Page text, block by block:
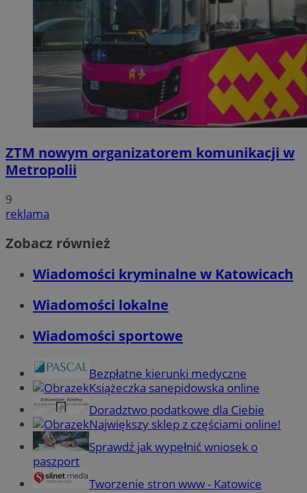
ZTM nowym organizatorem komunikacji w
Metropolii
9
reklama
Zobacz również
Wiadomości kryminalne w Katowicach
Wiadomości lokalne
Wiadomości sportowe
Bezpłatne kierunki medyczne
Książeczka sanepidowska online
Doradztwo podatkowe dla Ciebie
Największy sklep z częściami online!
Sprawdź jak wypełnić wniosek o
paszport
Tworzenie stron www - Katowice